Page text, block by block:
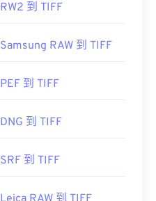
RW2 到 TIFF
Samsung RAW 到 TIFF
PEF 到 TIFF
DNG 到 TIFF
SRF 到 TIFF